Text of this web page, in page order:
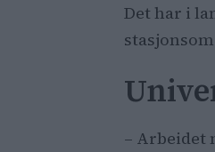
Det har i
– Arbeidet